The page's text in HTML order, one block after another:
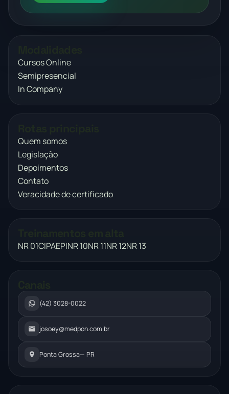
Cursos Online
Semipresencial
In Company
Quem somos
Legislação
Depoimentos
Contato
Veracidade de certificado
NR 01CIPAEPINR 10NR 11NR 12NR 13
(42) 3028-0022
josoey@medpon.com.br
Ponta Grossa— PR